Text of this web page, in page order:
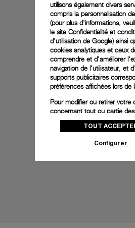
utilisons également divers
compris la personnalisation
(pour plus d'informations,
le site Confidentialité et
d'utilisation de Google) ainsi
cookies analytiques et ceux
comprendre et d'améliorer
navigation de l'utilisateur, et
supports publicitaires
préférences affichées lors de
Pour modifier ou retirer votre
concernant tout ou partie
cliquez sur « Configurer » ou
politique des cookiespour
donnez votre consentement
TOUT
Configurer